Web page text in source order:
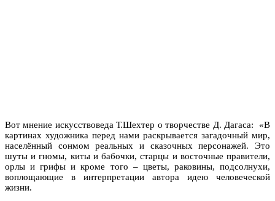
Вот мнение искусствоведа Т.Шехтер о творчестве Д. Дагаса: «В
картинах художника перед нами раскрывается загадочный мир,
населённый сонмом реальных и сказочных персонажей. Это
шуты и гномы, киты и бабочки, старцы и восточные правители,
орлы и грифы и кроме того – цветы, раковины, подсолнухи,
воплощающие в интерпретации автора идею человеческой
жизни.